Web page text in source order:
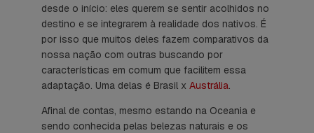
desde o início: eles querem se sentir acolhidos no
destino e se integrarem à realidade dos nativos. É
por isso que muitos deles fazem comparativos da
nossa nação com outras buscando por
características em comum que facilitem essa
adaptação. Uma delas é Brasil x Austrália.
Afinal de contas, mesmo estando na Oceania e
sendo conhecida pelas belezas naturais e os